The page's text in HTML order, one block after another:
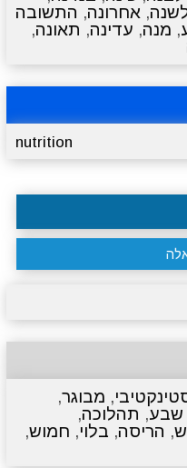
, אחרונה, התשובה
, מנה, עדינה, תאונה,
nutrition
, מבוגר,
שבע, תהלוכה,
, הריסה, בלוי, חמוש,